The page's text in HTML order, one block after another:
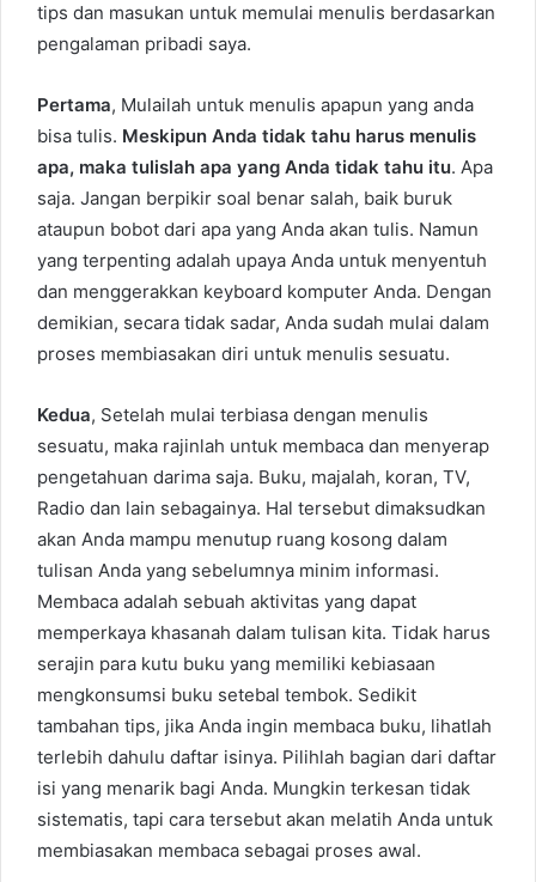
tips dan masukan untuk memulai menulis berdasarkan
pengalaman pribadi saya.
Pertama, Mulailah untuk menulis apapun yang anda
bisa tulis. Meskipun Anda tidak tahu harus menulis
apa, maka tulislah apa yang Anda tidak tahu itu. Apa
saja. Jangan berpikir soal benar salah, baik buruk
ataupun bobot dari apa yang Anda akan tulis. Namun
yang terpenting adalah upaya Anda untuk menyentuh
dan menggerakkan keyboard komputer Anda. Dengan
demikian, secara tidak sadar, Anda sudah mulai dalam
proses membiasakan diri untuk menulis sesuatu.
Kedua, Setelah mulai terbiasa dengan menulis
sesuatu, maka rajinlah untuk membaca dan menyerap
pengetahuan darima saja. Buku, majalah, koran, TV,
Radio dan lain sebagainya. Hal tersebut dimaksudkan
akan Anda mampu menutup ruang kosong dalam
tulisan Anda yang sebelumnya minim informasi.
Membaca adalah sebuah aktivitas yang dapat
memperkaya khasanah dalam tulisan kita. Tidak harus
serajin para kutu buku yang memiliki kebiasaan
mengkonsumsi buku setebal tembok. Sedikit
tambahan tips, jika Anda ingin membaca buku, lihatlah
terlebih dahulu daftar isinya. Pilihlah bagian dari daftar
isi yang menarik bagi Anda. Mungkin terkesan tidak
sistematis, tapi cara tersebut akan melatih Anda untuk
membiasakan membaca sebagai proses awal.